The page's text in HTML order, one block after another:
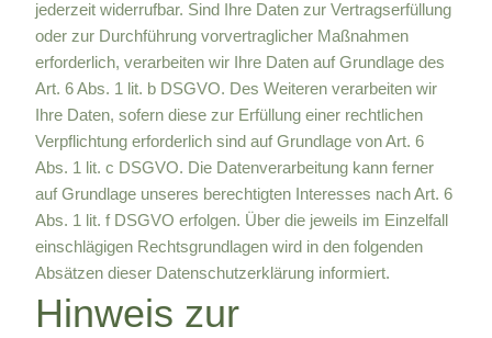
jederzeit widerrufbar. Sind Ihre Daten zur Vertragserfüllung
oder zur Durchführung vorvertraglicher Maßnahmen
erforderlich, verarbeiten wir Ihre Daten auf Grundlage des
Art. 6 Abs. 1 lit. b DSGVO. Des Weiteren verarbeiten wir
Ihre Daten, sofern diese zur Erfüllung einer rechtlichen
Verpflichtung erforderlich sind auf Grundlage von Art. 6
Abs. 1 lit. c DSGVO. Die Datenverarbeitung kann ferner
auf Grundlage unseres berechtigten Interesses nach Art. 6
Abs. 1 lit. f DSGVO erfolgen. Über die jeweils im Einzelfall
einschlägigen Rechtsgrundlagen wird in den folgenden
Absätzen dieser Datenschutzerklärung informiert.
Hinweis zur